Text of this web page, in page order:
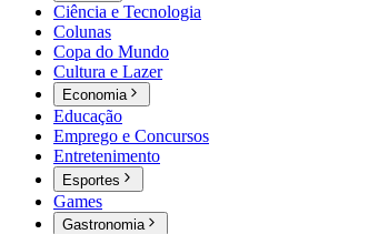
Ciência e Tecnologia
Colunas
Copa do Mundo
Cultura e Lazer
Economia
Educação
Emprego e Concursos
Entretenimento
Esportes
Games
Gastronomia